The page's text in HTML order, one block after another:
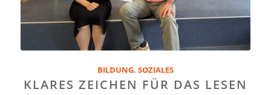
BILDUNG, SOZIALES
KLARES ZEICHEN FÜR DAS LESEN